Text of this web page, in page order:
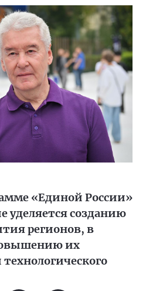
«Единой России»
уделяется созданию
регионов, в
их